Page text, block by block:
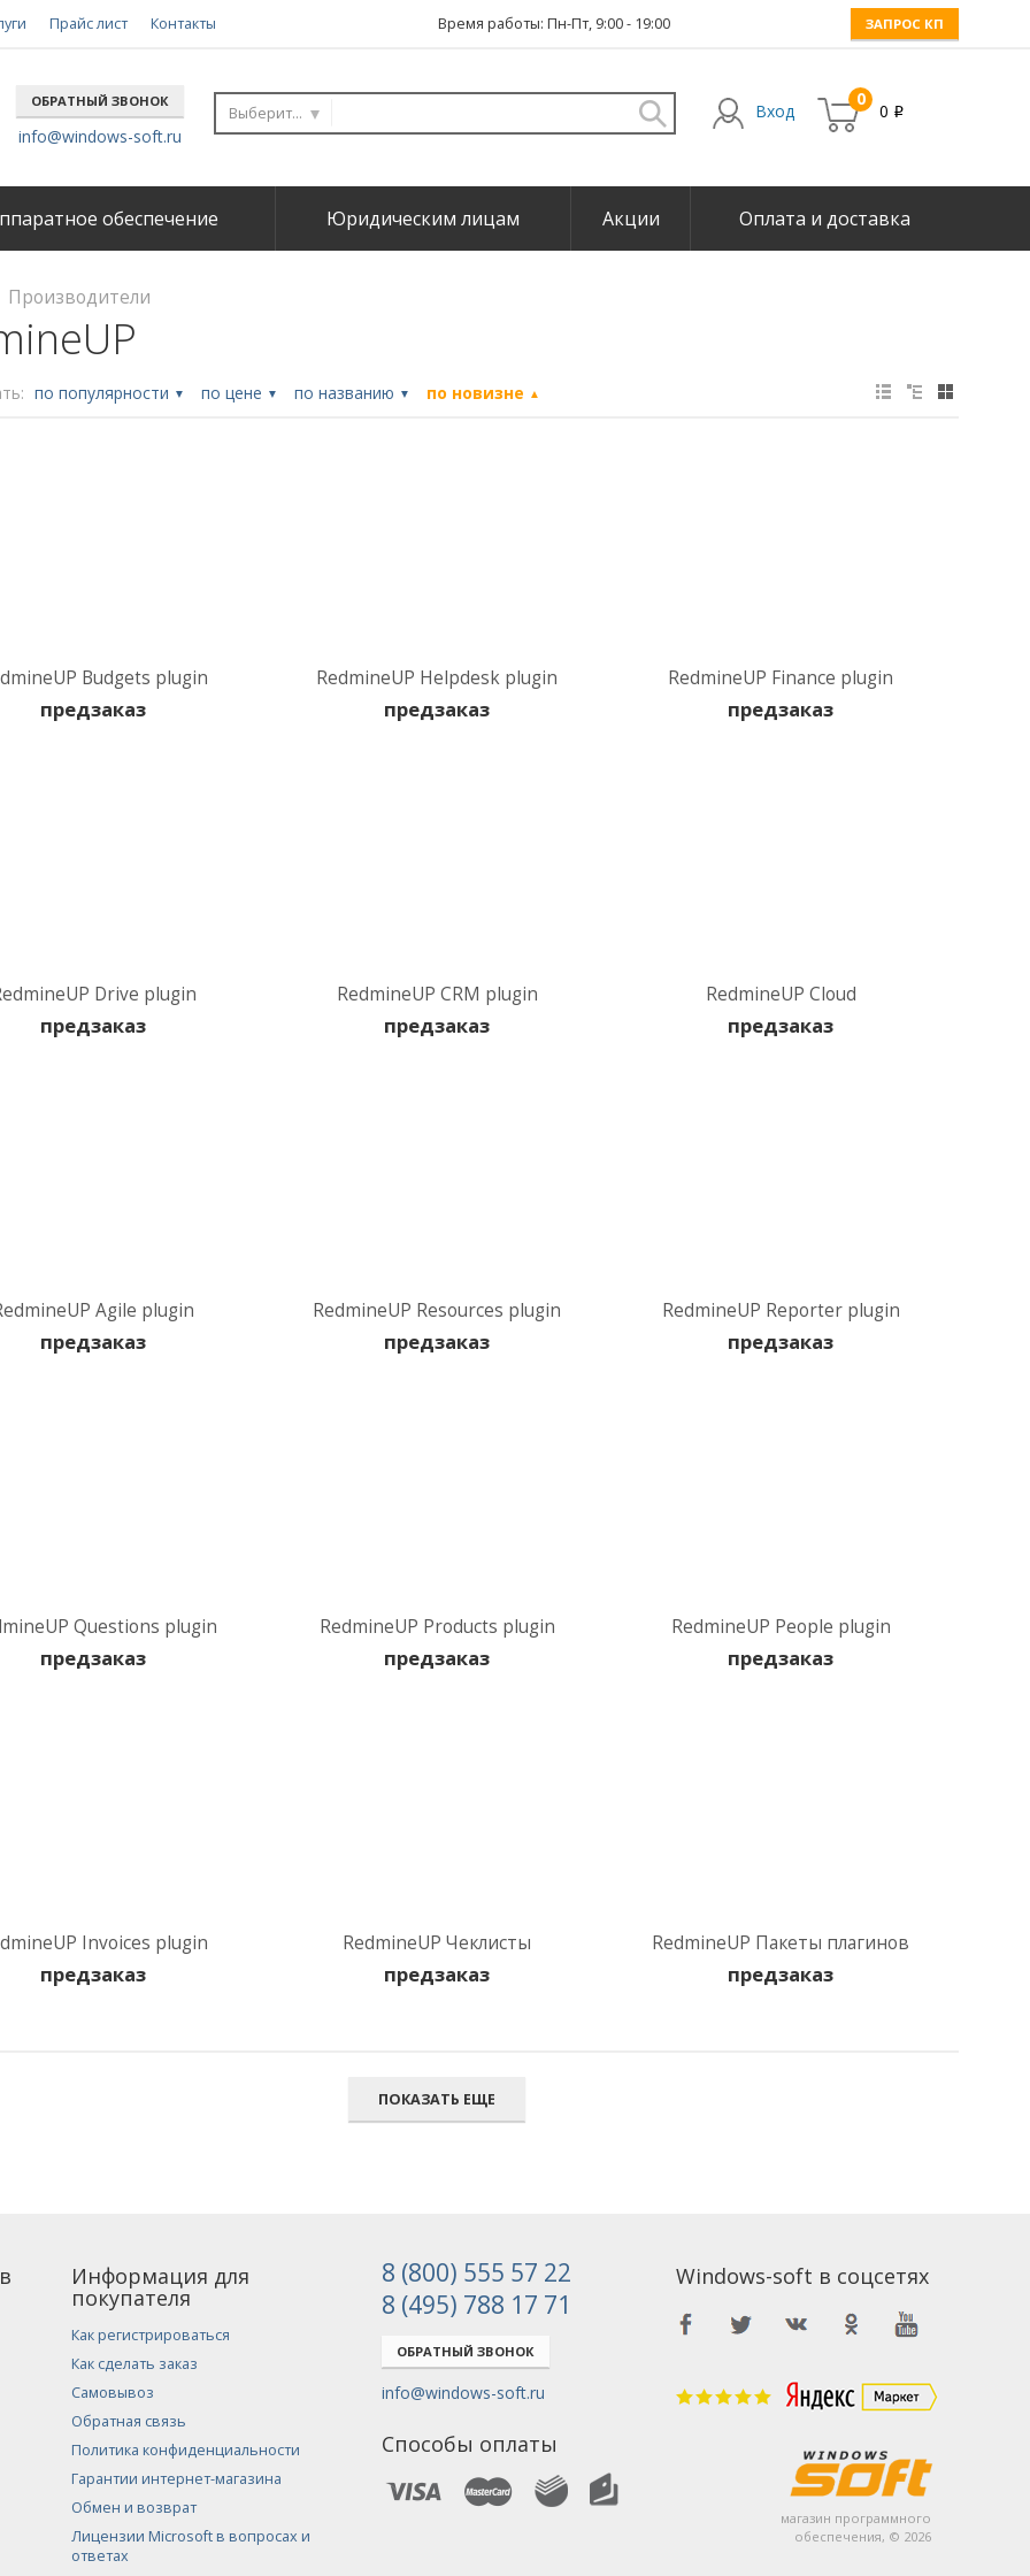
Прайс лист Контакты Время работы: Пн-Пт, 9:00 - 19:00 ЗАПРОС КП
ОБРАТНЫЙ ЗВОНОК
info@windows-soft.ru
Выберите... Вход
0
0 i
обеспечение Юридическим лицам Акции Оплата и доставка
Производители
по популярности ▼ по цене ▼ по названию ▼ по новизне ▲
Budgets plugin
предзаказ
RedmineUP Helpdesk plugin
предзаказ
RedmineUP Finance plugin
предзаказ
Drive plugin
предзаказ
RedmineUP CRM plugin
предзаказ
RedmineUP Cloud
предзаказ
Agile plugin
предзаказ
RedmineUP Resources plugin
предзаказ
RedmineUP Reporter plugin
предзаказ
Questions plugin
предзаказ
RedmineUP Products plugin
предзаказ
RedmineUP People plugin
предзаказ
Invoices plugin
предзаказ
RedmineUP Чеклисты
предзаказ
RedmineUP Пакеты плагинов
предзаказ
ПОКАЗАТЬ ЕЩЕ
Информация для
покупателя
Как регистрироваться
Как сделать заказ
Самовывоз
Обратная связь
Политика конфиденциальности
Гарантии интернет-магазина
Обмен и возврат
Лицензии Microsoft в вопросах и
ответах
8 (800) 555 57 22
8 (495) 788 17 71
ОБРАТНЫЙ ЗВОНОК
info@windows-soft.ru
Windows-soft в соцсетях
Способы оплаты
магазин программного
обеспечения, © 2026